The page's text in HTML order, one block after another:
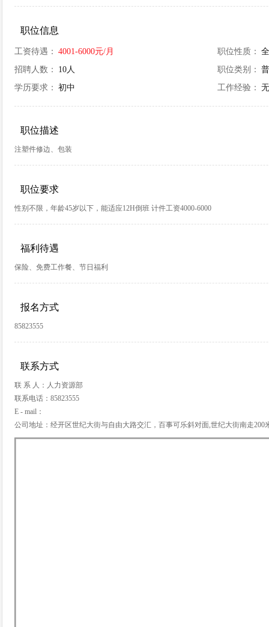
职位信息
工资待遇： 4001-6000元/月 职位性质：
招聘人数：
10人 职位类别：
学历要求： 初中 工作经验：
职位描述
注塑件修边、包装
职位要求
性别不限，年龄45岁以下，能适应12H倒班 计件工资4000-6000
福利待遇
保险、免费工作餐、节日福利
报名方式
85823555
联系方式
联 系 人：人力资源部
联系电话：85823555
E - mail：
公司地址：经开区世纪大街与自由大路交汇，百事可乐斜对面,世纪大街南走200